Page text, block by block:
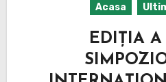
Acasa
EDIȚIA